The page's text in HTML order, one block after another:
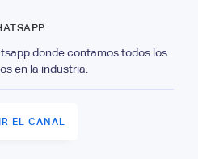
donde contamos todos los
en la industria.
EL CANAL